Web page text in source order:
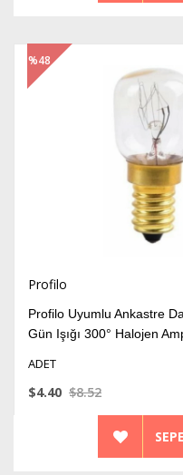
Profilo
Profilo Uyumlu Ankastre
Gün Işığı 300° Halojen
ADET
$4.40 $8.52
%48